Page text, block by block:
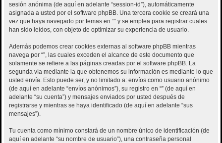
sesión anónima (de aquí en adelante “session-id”), automáticamente
asignada a usted por el software phpBB. Una tercera cookie se creará una
vez que haya navegado por temas en “” y se emplea para registrar cuales
han sido leídos, con objeto de optimizar su experiencia de usuario.
Además podemos crear cookies externas al software phpBB mientras
navega por “”, las cuales exceden el alcance de este documento que
solamente se refiere a las páginas creadas por el software phpBB. La
segunda vía mediante la que obtenemos su información es mediante lo que
usted envía. Esto puede ser, y no limitado a: envíos como usuario anónimo
(de aquí en adelante “envíos anónimos”), su registro en “” (de aquí en
adelante “su cuenta”) y mensajes enviados por usted después de
registrarse y mientras se haya identificado (de aquí en adelante “sus
mensajes”).
Tu cuenta como mínimo constará de un nombre único de identificación (de
aquí en adelante “su nombre de usuario”), una contraseña personal